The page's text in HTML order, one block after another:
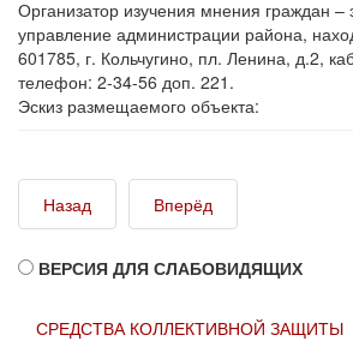
Организатор изучения мнения граждан –
управление администрации района,
601785, г. Кольчугино, пл. Ленина, д.2,
телефон: 2-34-56 доп. 221.
Эскиз размещаемого объекта:
Назад Вперёд
ВЕРСИЯ ДЛЯ СЛАБОВИДЯЩИХ
СРЕДСТВА КОЛЛЕКТИВНОЙ ЗАЩИТЫ